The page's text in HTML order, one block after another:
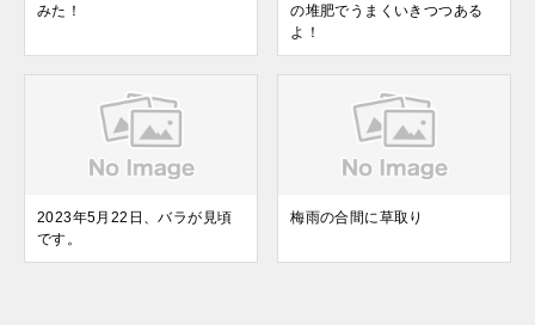
みた！
の堆肥でうまくいきつつある
よ！
2023年5月22日、バラが見頃
です。
梅雨の合間に草取り